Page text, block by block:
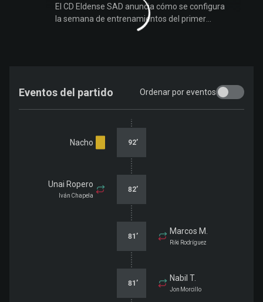
El CD Eldense SAD anuncia cómo se configura
la semana de entrenamientos del primer
equipo de cara al partido contra el Albacete
Eventos del partido Ordenar por eventos
Nacho 92’
Unai Ropero
Iván Chapela
82’
Marcos M.
Riki Rodríguez
81’
Nabil T.
Jon Morcillo
81’